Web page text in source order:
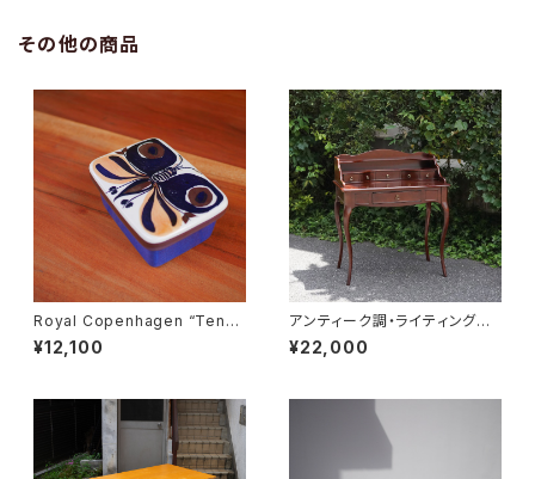
その他の商品
Royal Copenhagen “Tener
a” Butter Case
¥12,100
アンティーク調・ライティングデ
スク
¥22,000